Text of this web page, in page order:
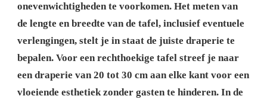
onevenwichtigheden te voorkomen. Het meten van
de lengte en breedte van de tafel, inclusief eventuele
verlengingen, stelt je in staat de juiste draperie te
bepalen. Voor een rechthoekige tafel streef je naar
een draperie van 20 tot 30 cm aan elke kant voor een
vloeiende esthetiek zonder gasten te hinderen. In de